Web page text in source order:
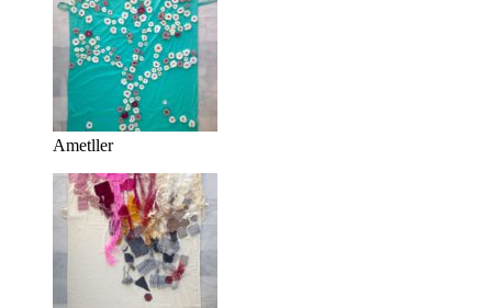
Ametller